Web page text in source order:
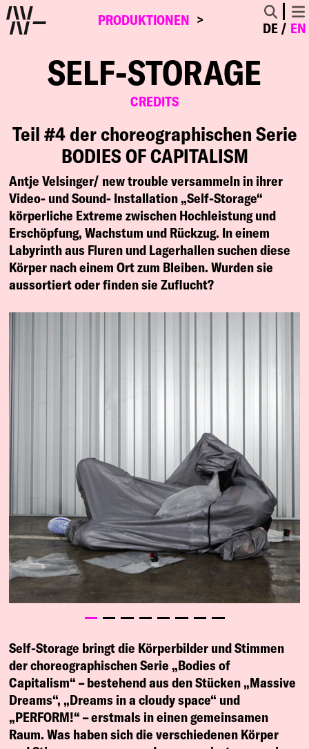
PRODUKTIONEN DE EN
SELF-STORAGE
CREDITS
Teil #4 der choreographischen Serie
BODIES OF CAPITALISM
Antje Velsinger/ new trouble versammeln in ihrer
Video- und Sound- Installation „Self-Storage“
körperliche Extreme zwischen Hochleistung und
Erschöpfung, Wachstum und Rückzug. In einem
Labyrinth aus Fluren und Lagerhallen suchen diese
Körper nach einem Ort zum Bleiben. Wurden sie
aussortiert oder finden sie Zuflucht?
Self-Storage bringt die Körperbilder und Stimmen
der choreographischen Serie „Bodies of
Capitalism“ – bestehend aus den Stücken „Massive
Dreams“, „Dreams in a cloudy space“ und
„PERFORM!“ – erstmals in einen gemeinsamen
Raum. Was haben sich die verschiedenen Körper